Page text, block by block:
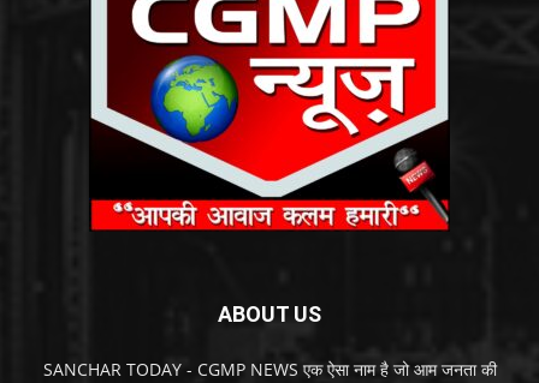
ABOUT US
SANCHAR TODAY - CGMP NEWS एक ऐसा नाम है जो आम जनता की